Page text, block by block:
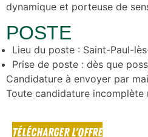
dynamique et porteuse de
POSTE
Lieu du poste : Saint-Paul-
Prise de poste : dès que
Candidature à envoyer par
Toute candidature incomplète
TÉLÉCHARGER L'OFFRE